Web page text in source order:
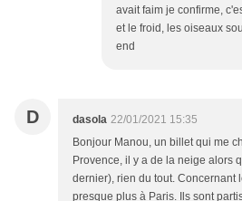
avait faim je confirme,
et le froid, les oiseaux
end
D dasola 22/01/2021 15:35
Bonjour Manou, un billet qui me
Provence, il y a de la neige alors
dernier), rien du tout. Concernant
presque plus à Paris. Ils sont